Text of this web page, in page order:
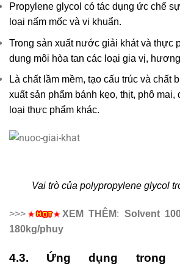
Propylene glycol có tác dụng ức chế
loại nấm mốc và vi khuẩn.
Trong sản xuất nước giải khát và thực
dung môi hòa tan các loại gia vị,
Là chất lầm mềm, tạo cấu trúc và chất
xuất sản phẩm bánh kẹo, thịt, phô mai,
loại thực phẩm khác.
Vai trò của polypropylene glycol
>>> XEM THÊM: Solvent
180kg/phuy
4.3. Ứng dụng trong